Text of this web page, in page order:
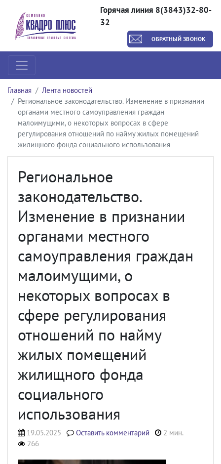
Горячая линия 8(3843)32-80-
32
ОБРАТНЫЙ ЗВОНОК
Главная
Лента новостей
Региональное законодательство. Изменение в признании
органами местного самоуправления граждан
малоимущими, о некоторых вопросах в сфере
регулирования отношений по найму жилых помещений
жилищного фонда социального использования
Региональное
законодательство.
Изменение в признании
органами местного
самоуправления граждан
малоимущими, о
некоторых вопросах в
сфере регулирования
отношений по найму
жилых помещений
жилищного фонда
социального
использования
19.05.2025 Оставить комментарий
2 мин.
266